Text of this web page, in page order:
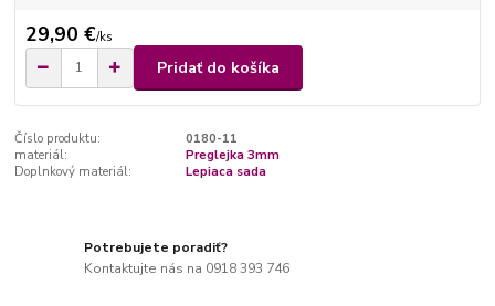
29,90 €/ks
Pridať do košíka
Číslo produktu:
0180-11
materiál:
Preglejka 3mm
Doplnkový materiál:
Lepiaca sada
Potrebujete poradiť?
Kontaktujte nás na 0918 393 746